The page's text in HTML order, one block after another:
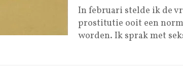
In februari stelde ik de
prostitutie ooit een
worden. Ik sprak met